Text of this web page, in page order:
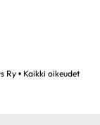
Ry • Kaikki oikeudet